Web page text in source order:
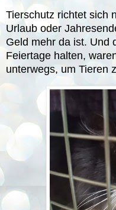
Tierschutz richtet sich
Urlaub oder
Geld mehr da ist. Und
Feiertage halten,
unterwegs, um Tieren